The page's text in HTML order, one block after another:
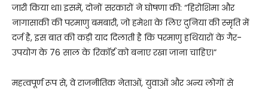
जारी किया था। इसमें, दोनों सरकारों ने घोषणा की: “हिरोशिमा और
नागासाकी की परमाणु बमबारी, जो हमेशा के लिए दुनिया की स्मृति में
दर्ज है, इस बात की कड़ी याद दिलाती है कि परमाणु हथियारों के गैर-
उपयोग के 76 साल के रिकॉर्ड को बनाए रखा जाना चाहिए।”
महत्वपूर्ण रूप से, वे राजनीतिक नेताओं, युवाओं और अन्य लोगों से